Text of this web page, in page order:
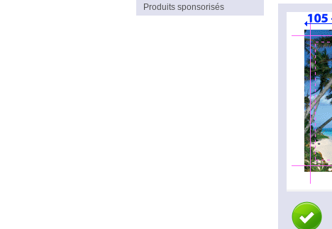
Produits sponsorisés